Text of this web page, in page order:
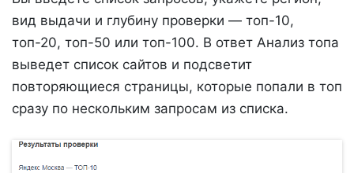
вид выдачи и глубину проверки — топ-10,
топ-20, топ-50 или топ-100. В ответ Анализ топа
выведет список сайтов и подсветит
повторяющиеся страницы, которые попали в топ
сразу по нескольким запросам из списка.